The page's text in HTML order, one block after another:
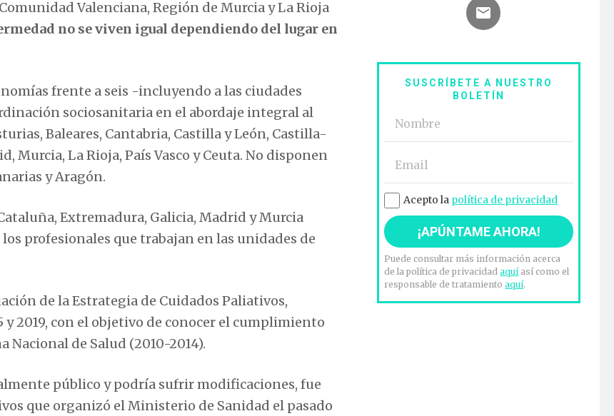
Valenciana, Región de Murcia y La Rioja
no se viven igual dependiendo del lugar en
frente a seis -incluyendo a las ciudades
sociosanitaria en el abordaje integral al
Baleares, Cantabria, Castilla y León, Castilla-
Murcia, La Rioja, País Vasco y Ceuta. No disponen
y Aragón.
Extremadura, Galicia, Madrid y Murcia
profesionales que trabajan en las unidades de
de la Estrategia de Cuidados Paliativos,
2019, con el objetivo de conocer el cumplimiento
Nacional de Salud (2010-2014).
público y podría sufrir modificaciones, fue
que organizó el Ministerio de Sanidad el pasado
SUSCRÍBETE A NUESTRO
BOLETÍN
Acepto la política de privacidad
Puede consultar más información acerca
de la política de privacidadaquíasí como el
responsable de tratamientoaquí.